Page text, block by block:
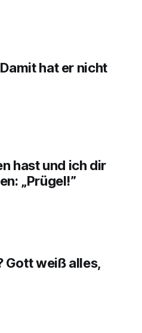
hat er nicht
hast und ich dir
„Prügel!”
Gott weiß alles,